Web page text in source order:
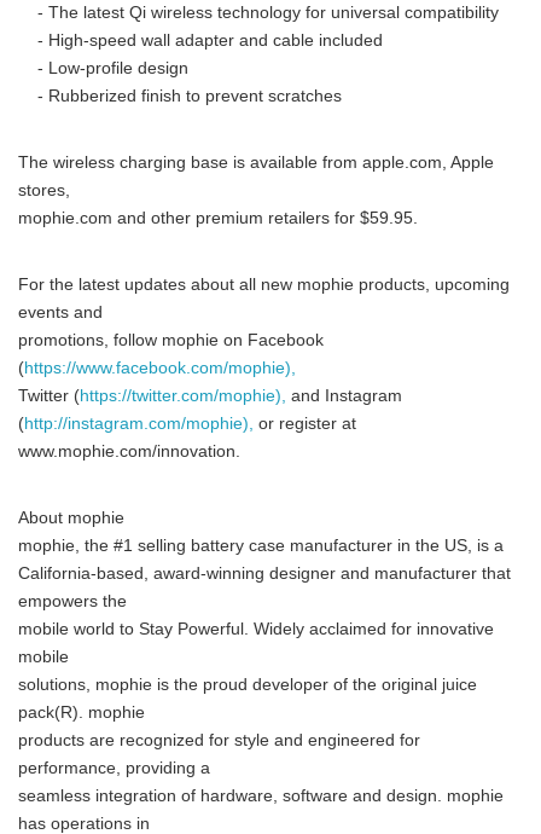
- The latest Qi wireless technology for universal compatibility
- High-speed wall adapter and cable included
- Low-profile design
- Rubberized finish to prevent scratches
The wireless charging base is available from apple.com, Apple
stores,
mophie.com and other premium retailers for $59.95.
For the latest updates about all new mophie products, upcoming
events and
promotions, follow mophie on Facebook
(https://www.facebook.com/mophie),
Twitter (https://twitter.com/mophie), and Instagram
(http://instagram.com/mophie), or register at
www.mophie.com/innovation.
About mophie
mophie, the #1 selling battery case manufacturer in the US, is a
California-based, award-winning designer and manufacturer that
empowers the
mobile world to Stay Powerful. Widely acclaimed for innovative
mobile
solutions, mophie is the proud developer of the original juice
pack(R). mophie
products are recognized for style and engineered for
performance, providing a
seamless integration of hardware, software and design. mophie
has operations in